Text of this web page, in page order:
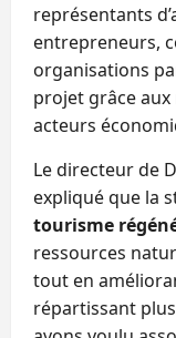
représentants
entrepreneurs,
organisations
projet grâce
acteurs
Le directeur de
expliqué que la
tourisme
ressources
tout en
répartissant